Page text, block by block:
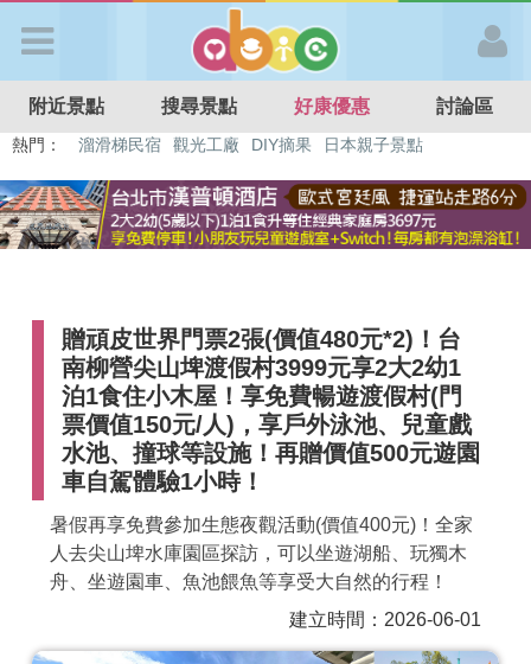
APP登入
首 頁
好康優惠
最新消息
最新留言
商家合作
推薦景點
附近景點 搜尋景點 好康優惠 討論區
熱門： 特色遊戲場 親子住房優惠 台北親子餐廳
溫泉泡湯SPA
贈頑皮世界門票2張(價值480元*2)！台
南柳營尖山埤渡假村3999元享2大2幼1
泊1食住小木屋！享免費暢遊渡假村(門
票價值150元/人)，享戶外泳池、兒童戲
水池、撞球等設施！再贈價值500元遊園
車自駕體驗1小時！
暑假再享免費參加生態夜觀活動(價值400元)！全家
人去尖山埤水庫園區探訪，可以坐遊湖船、玩獨木
舟、坐遊園車、魚池餵魚等享受大自然的行程！
建立時間：2026-06-01